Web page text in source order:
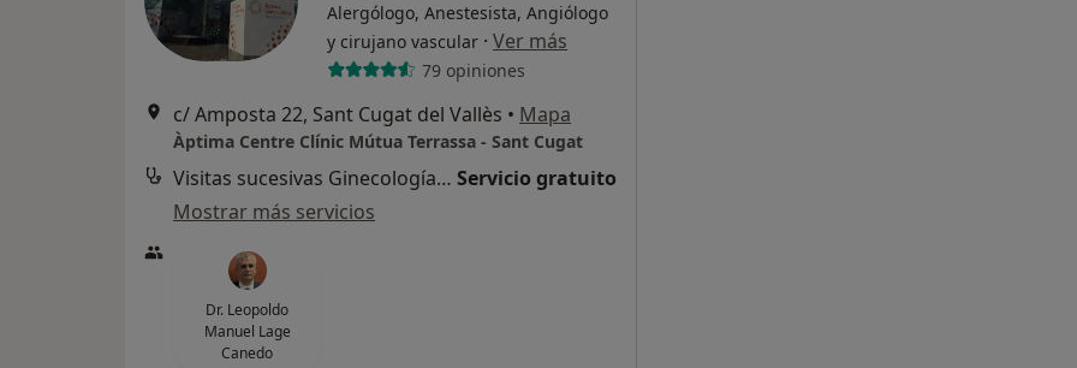
Alergólogo, Anestesista, Angiólogo
y cirujano vascular · Ver más
79 opiniones
c/ Amposta 22, Sant Cugat del Vallès • Mapa
Àptima Centre Clínic Mútua Terrassa - Sant Cugat
Visitas sucesivas Ginecología y Obstetricia Servicio gratuito
Mostrar más servicios
Dr. Leopoldo
Manuel Lage
Canedo